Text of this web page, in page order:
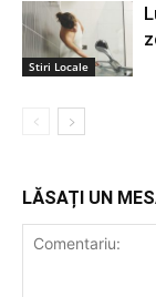
Stiri Locale
LĂSAȚI UN